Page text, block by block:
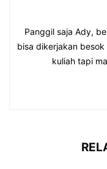
Panggil saja Ady,
bisa dikerjakan
kuliah tapi